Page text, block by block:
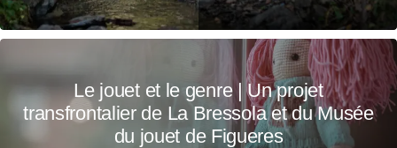
Le jouet et le genre | Un projet
transfrontalier de La Bressola et du Musée
du jouet de Figueres